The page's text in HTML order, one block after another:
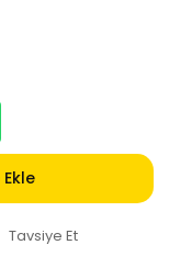
Tavsiye Et